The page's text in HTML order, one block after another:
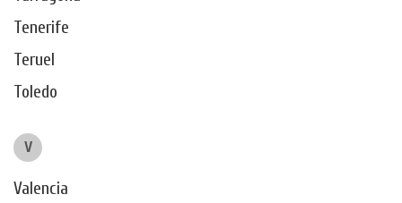
Tenerife
Teruel
Toledo
V
Valencia